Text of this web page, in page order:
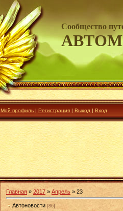
Сообщество
Мой профиль | Регистрация | Выход | Вход
Главная » 2017 » Апрель » 23
Автоновости [86]